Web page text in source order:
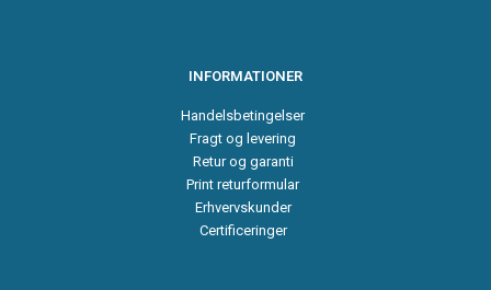
INFORMATIONER
Handelsbetingelser
Fragt og levering
Retur og garanti
Print returformular
Erhvervskunder
Certificeringer